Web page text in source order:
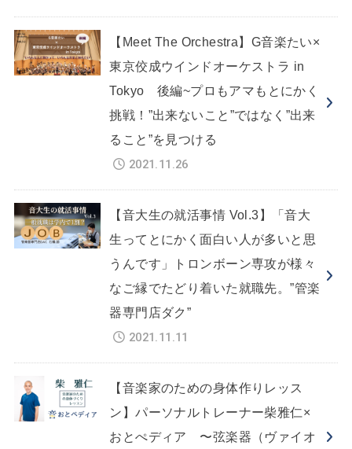
【Meet The Orchestra】G音楽たい×
東京佼成ウインドオーケストラ in
Tokyo 後編~プロもアマもとにかく
挑戦！”出来ないこと”ではなく”出来
ること”を見つける
2021.11.26
【音大生の就活事情 Vol.3】「音大
生ってとにかく面白い人が多いと思
うんです」トロンボーン専攻が様々
なご縁でたどり着いた就職先。”管楽
器専門店ダク”
2021.11.11
【音楽家のための身体作りレッス
ン】パーソナルトレーナー柴雅仁×
おとぺディア 〜弦楽器（ヴァイオ